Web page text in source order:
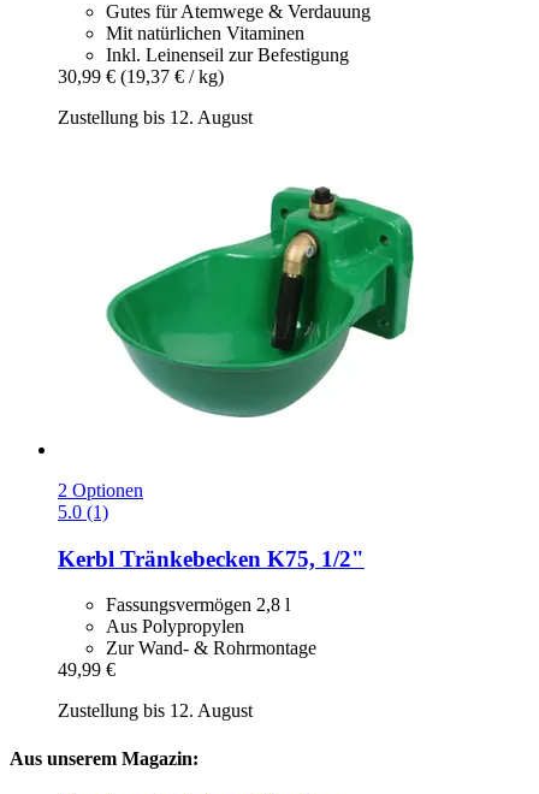
Gutes für Atemwege & Verdauung
Mit natürlichen Vitaminen
Inkl. Leinenseil zur Befestigung
30,99 € (19,37 € / kg)
Zustellung bis 12. August
2 Optionen
5.0 (1)
Kerbl Tränkebecken K75, 1/2"
Fassungsvermögen 2,8 l
Aus Polypropylen
Zur Wand- & Rohrmontage
49,99 €
Zustellung bis 12. August
Aus unserem Magazin: